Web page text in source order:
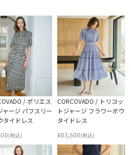
/ ポリエス
ャージ パフスリー
タイドレス
(税込)
CORCOVADO / トリコッ
トジャージ フラワーボウ
タイドレス
¥83,600(税込)